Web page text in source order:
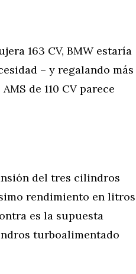
163 CV, BMW estaría
– y regalando más
de 110 CV parece
del tres cilindros
rendimiento en litros
es la supuesta
turboalimentado